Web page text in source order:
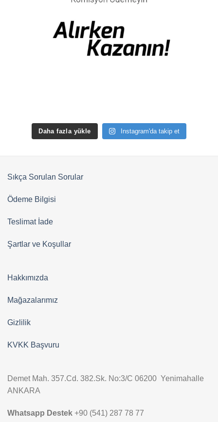
Daha fazla yükle Instagram'da takip et
Sıkça Sorulan Sorular
Ödeme Bilgisi
Teslimat İade
Şartlar ve Koşullar
Hakkımızda
Mağazalarımız
Gizlilik
KVKK Başvuru
Demet Mah. 357.Cd. 382.Sk. No:3/C 06200 Yenimahalle
ANKARA
Whatsapp Destek +90 (541) 287 78 77